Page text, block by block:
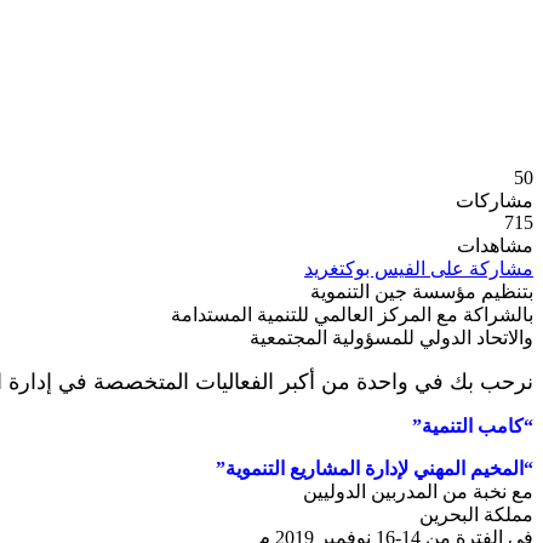
50
مشاركات
715
مشاهدات
مشاركة على الفيس بوكتغريد
بتنظيم مؤسسة جين التنموية
بالشراكة مع المركز العالمي للتنمية المستدامة
والاتحاد الدولي للمسؤولية المجتمعية
نرحب بك في واحدة من أكبر الفعاليات المتخصصة في إدارة
“كامب التنمية”
“المخيم المهني لإدارة المشاريع التنموية”
مع نخبة من المدربين الدوليين
مملكة البحرين
في الفترة من 14-16 نوفمبر 2019 م